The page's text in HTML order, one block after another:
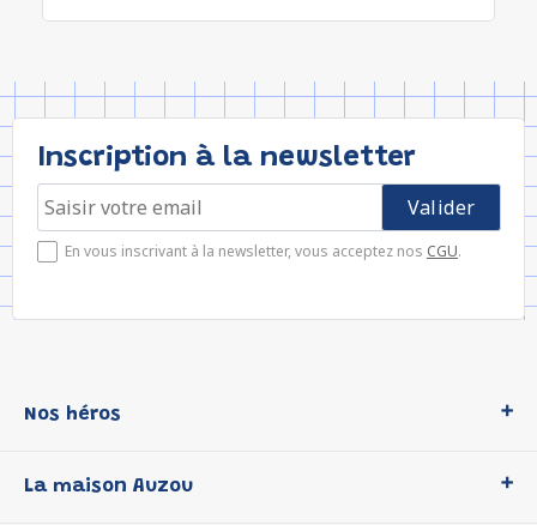
Inscription à la newsletter
En vous inscrivant à la newsletter, vous acceptez nos CGU.
Nos héros
P'tit Loup
La maison Auzou